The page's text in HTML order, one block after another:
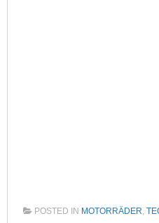
POSTED IN MOTORRÄDER,